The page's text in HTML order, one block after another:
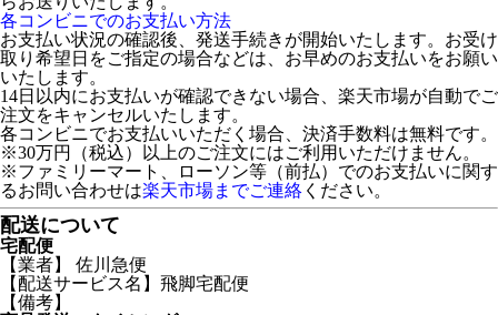
各コンビニでのお支払い方法
お支払い状況の確認後、発送手続きが開始いたします。お受け
取り希望日をご指定の場合などは、お早めのお支払いをお願い
いたします。
14日以内にお支払いが確認できない場合、楽天市場が自動でご
注文をキャンセルいたします。
各コンビニでお支払いいただく場合、決済手数料は無料です。
※30万円（税込）以上のご注文にはご利用いただけません。
※ファミリーマート、ローソン等（前払）でのお支払いに関す
るお問い合わせは楽天市場までご連絡 ください。
配送について
宅配便
【業者】 佐川急便
【配送サービス名】飛脚宅配便
【備考】